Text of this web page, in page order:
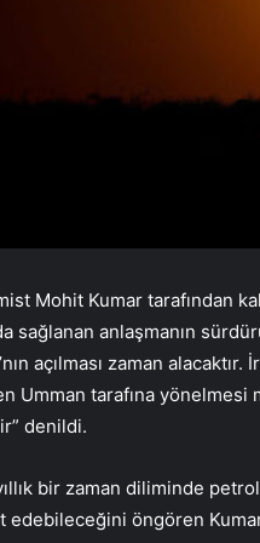
Mohit Kumar tarafından
sağlanan anlaşmanın
açılması zaman
Umman tarafına yönelmesi
denildi.
bir zaman diliminde
edebileceğini öngören